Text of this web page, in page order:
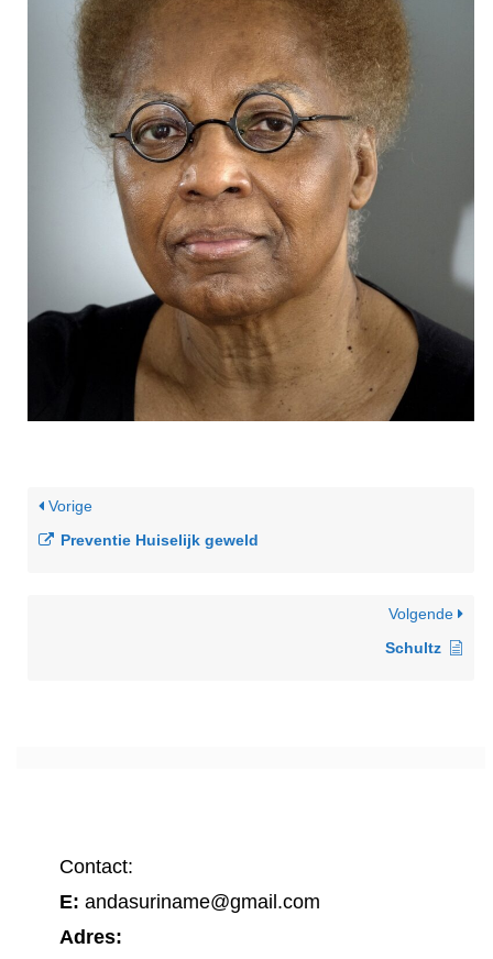
Vorige
Preventie Huiselijk geweld
Volgende
Schultz
Contact:
E: andasuriname@gmail.com
Adres: